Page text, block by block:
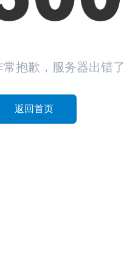
常抱歉，服务器出错了
返回首页